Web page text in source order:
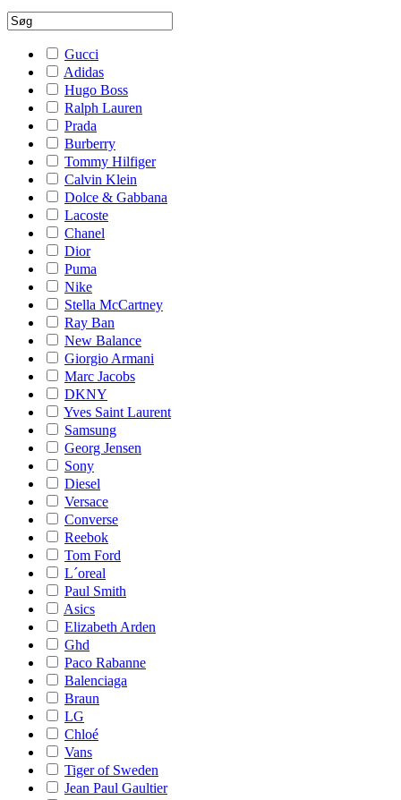
Gucci
Adidas
Hugo Boss
Ralph Lauren
Prada
Burberry
Tommy Hilfiger
Calvin Klein
Dolce & Gabbana
Lacoste
Chanel
Dior
Puma
Nike
Stella McCartney
Ray Ban
New Balance
Giorgio Armani
Marc Jacobs
DKNY
Yves Saint Laurent
Samsung
Georg Jensen
Sony
Diesel
Versace
Converse
Reebok
Tom Ford
L´oreal
Paul Smith
Asics
Elizabeth Arden
Ghd
Paco Rabanne
Balenciaga
Braun
LG
Chloé
Vans
Tiger of Sweden
Jean Paul Gaultier